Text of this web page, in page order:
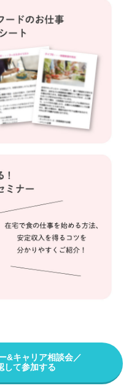
&キャリア相談会／
して参加する